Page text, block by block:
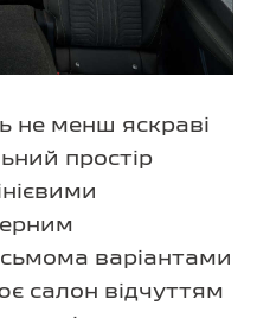
не менш яскраві
простір
варіантами
салон відчуттям